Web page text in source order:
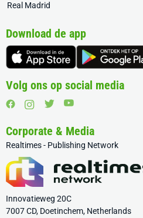
Real Madrid
Download de app
Volg ons op social media
Corporate & Media
Realtimes - Publishing Network
Innovatieweg 20C
7007 CD, Doetinchem, Netherlands